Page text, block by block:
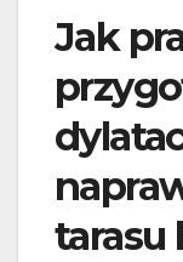
Jak
tarasu